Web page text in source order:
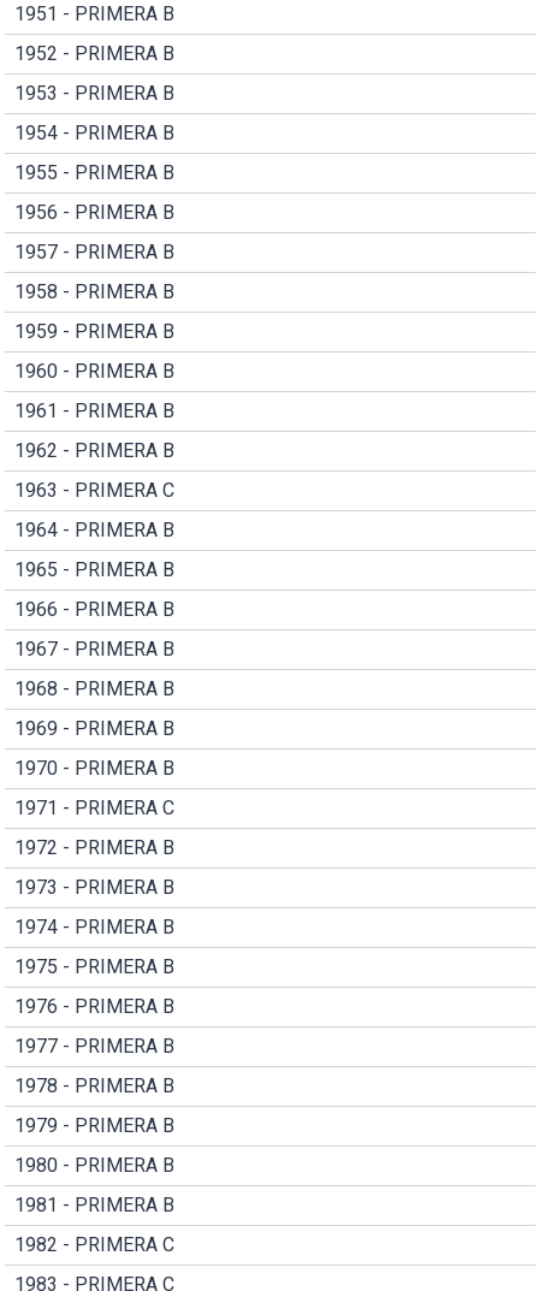
1951 - PRIMERA B
1952 - PRIMERA B
1953 - PRIMERA B
1954 - PRIMERA B
1955 - PRIMERA B
1956 - PRIMERA B
1957 - PRIMERA B
1958 - PRIMERA B
1959 - PRIMERA B
1960 - PRIMERA B
1961 - PRIMERA B
1962 - PRIMERA B
1963 - PRIMERA C
1964 - PRIMERA B
1965 - PRIMERA B
1966 - PRIMERA B
1967 - PRIMERA B
1968 - PRIMERA B
1969 - PRIMERA B
1970 - PRIMERA B
1971 - PRIMERA C
1972 - PRIMERA B
1973 - PRIMERA B
1974 - PRIMERA B
1975 - PRIMERA B
1976 - PRIMERA B
1977 - PRIMERA B
1978 - PRIMERA B
1979 - PRIMERA B
1980 - PRIMERA B
1981 - PRIMERA B
1982 - PRIMERA C
1983 - PRIMERA C